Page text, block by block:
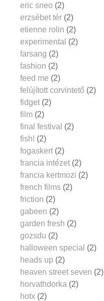
eric sneo (2)
erzsébet tér (2)
etienne rolin (2)
experimental (2)
farsang (2)
fashion (2)
feed me (2)
felújított corvintető (2)
fidget (2)
film (2)
final festival (2)
fish! (2)
fogaskert (2)
francia intézet (2)
francia kertmozi (2)
french films (2)
friction (2)
gabeen (2)
garden fresh (2)
gozsdu (2)
halloween special (2)
heads up (2)
heaven street seven (2)
horvathdorka (2)
hotx (2)